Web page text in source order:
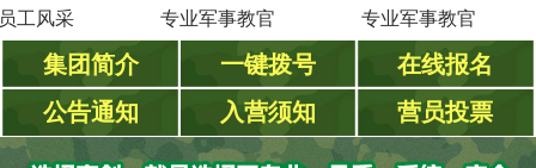
采 专业军事教官 专业军事教官
集团简介 一键拨号
在线报名
公告通知
入营须知 营员投票